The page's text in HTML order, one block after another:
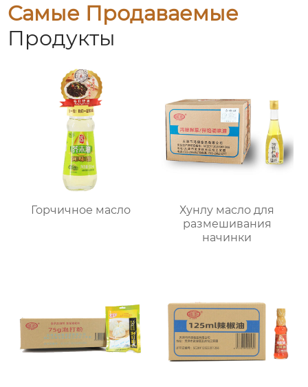
Самые Продаваемые
Продукты
Горчичное масло
Хунлу масло для
размешивания
начинки